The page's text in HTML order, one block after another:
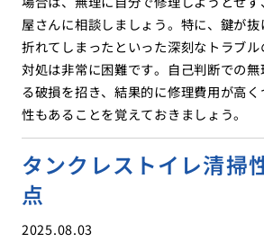
屋さんに相談しましょう。特に、鍵が
折れてしまったといった深刻なトラブ
対処は非常に困難です。自己判断での
る破損を招き、結果的に修理費用が高
性もあることを覚えておきましょう。
タンクレストイレ清掃
点
2025.08.03